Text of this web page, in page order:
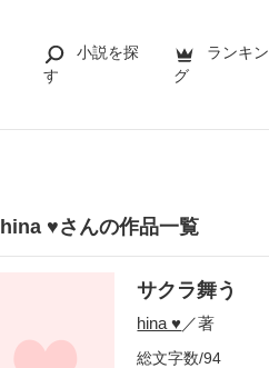
小説を探
す
ランキン
グ
hina ♥さんの作品一覧
サクラ舞う
hina ♥ ／著
総文字数/94